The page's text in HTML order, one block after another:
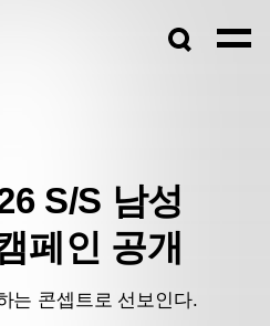
S/S 남성
페인 공개
는 콘셉트로 선보인다.